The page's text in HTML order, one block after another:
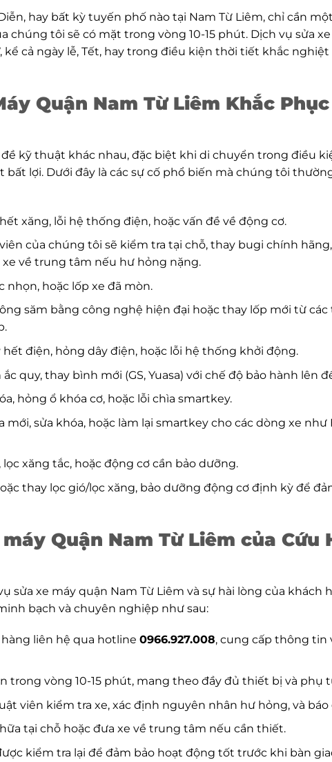
hay bất kỳ tuyến phố nào tại Nam Từ Liêm, chỉ cần
chúng tôi sẽ có mặt trong vòng 10-15 phút. Dịch vụ sửa
cả ngày lễ, Tết, hay trong điều kiện thời tiết khắc
Quận Nam Từ Liêm Khắc
kỹ thuật khác nhau, đặc biệt khi di chuyển trong điều
lợi. Dưới đây là các sự cố phổ biến mà chúng tôi
xăng, lỗi hệ thống điện, hoặc vấn đề về động cơ.
của chúng tôi sẽ kiểm tra tại chỗ, thay bugi chính
về trung tâm nếu hư hỏng nặng.
nhọn, hoặc lốp xe đã mòn.
săm bằng công nghệ hiện đại hoặc thay lốp mới từ
hết điện, hỏng dây điện, hoặc lỗi hệ thống khởi động.
ắc quy, thay bình mới (GS, Yuasa) với chế độ bảo hành lên
hỏng ổ khóa cơ, hoặc lỗi chìa smartkey.
mới, sửa khóa, hoặc làm lại smartkey cho các dòng xe như
lọc xăng tắc, hoặc động cơ cần bảo dưỡng.
thay lọc gió/lọc xăng, bảo dưỡng động cơ định kỳ để
Quận Nam Từ Liêm của Cứu
sửa xe máy quận Nam Từ Liêm và sự hài lòng của khách
bạch và chuyên nghiệp như sau:
hàng liên hệ qua hotline 0966.927.008, cung cấp thông tin
trong vòng 10-15 phút, mang theo đầy đủ thiết bị và phụ
viên kiểm tra xe, xác định nguyên nhân hư hỏng, và
tại chỗ hoặc đưa xe về trung tâm nếu cần thiết.
kiểm tra lại để đảm bảo hoạt động tốt trước khi bàn